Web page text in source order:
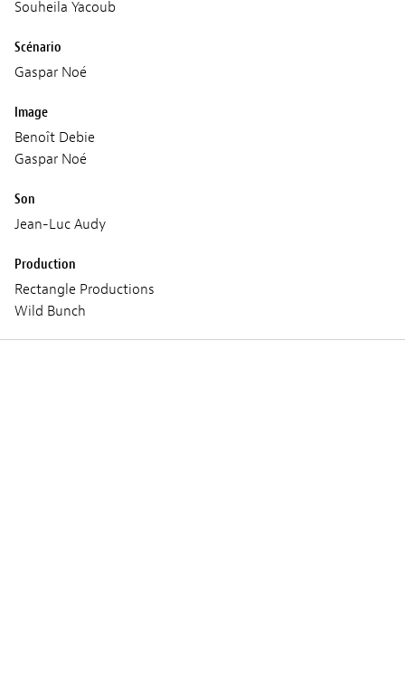
Souheila Yacoub
Scénario
Gaspar Noé
Image
Benoît Debie
Gaspar Noé
Son
Jean-Luc Audy
Production
Rectangle Productions
Wild Bunch